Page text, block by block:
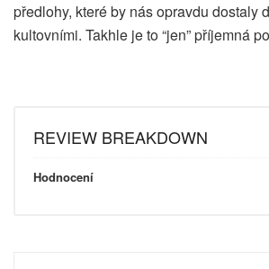
předlohy, které by nás opravdu dostaly
kultovními. Takhle je to “jen” příjemná
REVIEW BREAKDOWN
Hodnocení